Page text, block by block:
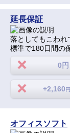
延長保証
落としてもこわれ
標準で180日間の
0円
+2,160
オフィスソフト